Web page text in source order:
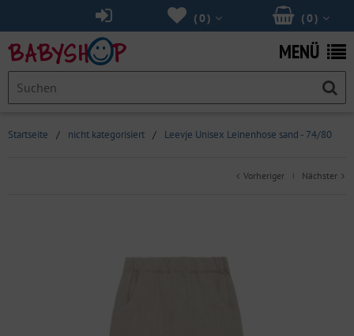
(0 )
(0 )
MENÜ
Startseite / nicht kategorisiert / Leevje Unisex Leinenhose sand - 74/80
Vorheriger | Nächster